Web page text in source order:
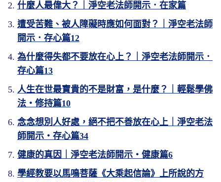
什麼人最偉大？｜淨空老法師開示．在家篇
遭受苦難、被人障礙時應如何面對？｜淨空老法師
開示．存心篇12
為什麼得失都不要放在心上？｜淨空老法師開示．
存心篇13
人生在世最寶貴的不是財富，是什麼？｜輕鬆學佛
法・修持篇10
念念想別人好處，絕不把不善放在心上｜淨空老法
師開示・存心篇34
健康的真因｜淨空老法師開示・健康篇6
學經教要以馬鳴菩薩《大乘起信論》上所說的方